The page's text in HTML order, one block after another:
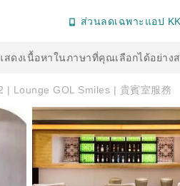
ส่วนลดเฉพาะแอป
ดงเนื้อหาในภาษาที่คุณเลือกได้อย่าง
| Lounge GOL Smiles | 貴賓室服務